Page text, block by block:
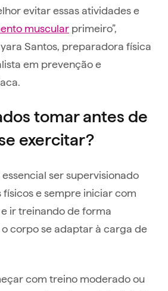
evitar essas atividades e
muscular primeiro”,
Santos, preparadora física
em prevenção e
tomar antes de
exercitar?
ser supervisionado
e sempre iniciar com
ir treinando de forma
corpo se adaptar à carga de
com treino moderado ou